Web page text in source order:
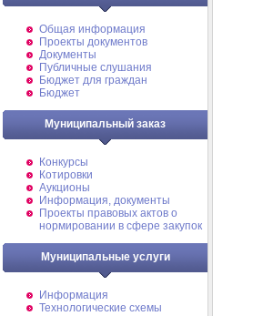
Общая информация
Проекты документов
Документы
Публичные слушания
Бюджет для граждан
Бюджет
Муниципальный заказ
Конкурсы
Котировки
Аукционы
Информация, документы
Проекты правовых актов о
нормировании в сфере закупок
Муниципальные услуги
Информация
Технологические схемы